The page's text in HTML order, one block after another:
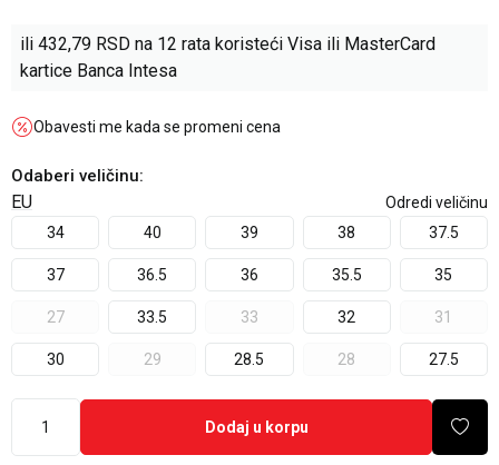
ili 432,79 RSD na 12 rata koristeći Visa ili MasterCard
kartice Banca Intesa
Obavesti me kada se promeni cena
Odaberi veličinu:
EU
Odredi veličinu
34
40 39 38 37.5
37 36.5 36 35.5 35
27 33.5 33 32 31
30 29 28.5 28 27.5
Dodaj u korpu